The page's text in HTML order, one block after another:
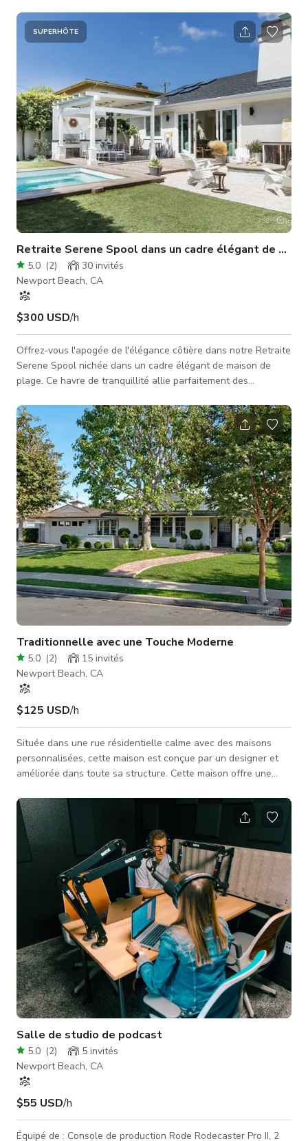
SUPERHÔTE
Retraite Serene Spool dans un cadre élégant de
5.0 (2) 30 invités
Newport Beach, CA
$300 USD/h
Offrez-vous l'apogée de l'élégance côtière dans notre Retraite
Serene Spool nichée dans un cadre élégant de maison de
plage. Ce havre de tranquillité allie parfaitement des
offrant une retraite unique et rafraîchissante. Entrez dans la
salle de bain opulente en marbre avec double vasque, grande
douche et baignoire spa moderne. Des poutres apparentes, de
hauts plafonds voûtés et des portes hollandaises renforcent
le sentiment d
Traditionnelle avec une Touche Moderne
5.0 (2) 15 invités
Newport Beach, CA
$125 USD/h
Située dans une rue résidentielle calme avec des maisons
personnalisées, cette maison est conçue par un designer et
améliorée dans toute sa structure. Cette maison offre une
qualité de la fabrication fait de cette maison de style ranch
californien un modèle remarquable.
Salle de studio de podcast
5.0 (2) 5 invités
Newport Beach, CA
$55 USD/h
Équipé de : Console de production Rode Rodecaster Pro II, 2